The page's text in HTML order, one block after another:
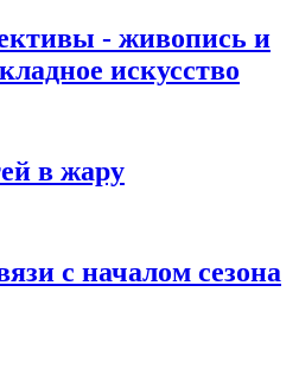
- живопись и
искусство
в жару
с началом сезона